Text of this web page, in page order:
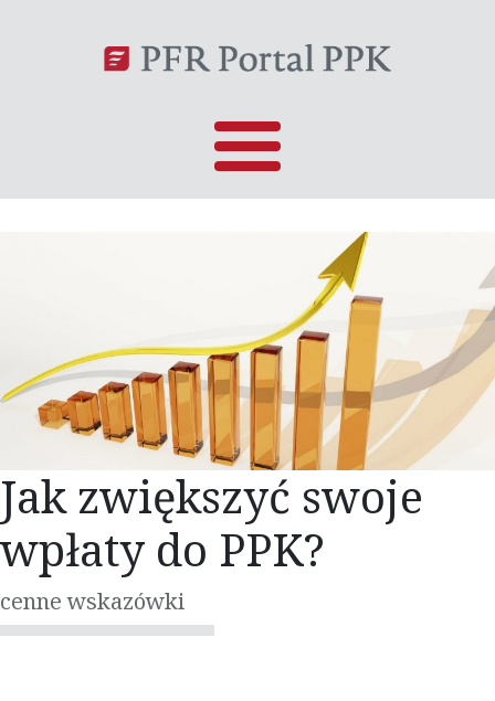
Jak zwiększyć swoje
wpłaty do PPK?
cenne wskazówki